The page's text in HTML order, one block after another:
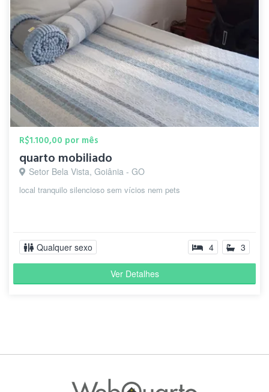
R$1.100,00 por mês
quarto mobiliado
Setor Bela Vista, Goiânia - GO
local tranquilo silencioso sem vícios nem pets
Qualquer sexo 4 3
Ver Detalhes